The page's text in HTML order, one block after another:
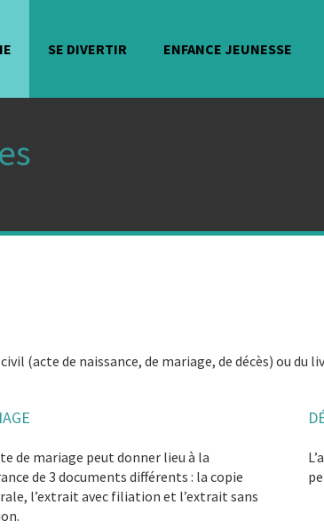
SE DIVERTIR ENFANCE JEUNESSE
(acte de naissance, de mariage, de décès) ou du
de mariage peut donner lieu à la
de 3 documents différents : la copie
l’extrait avec filiation et l’extrait sans